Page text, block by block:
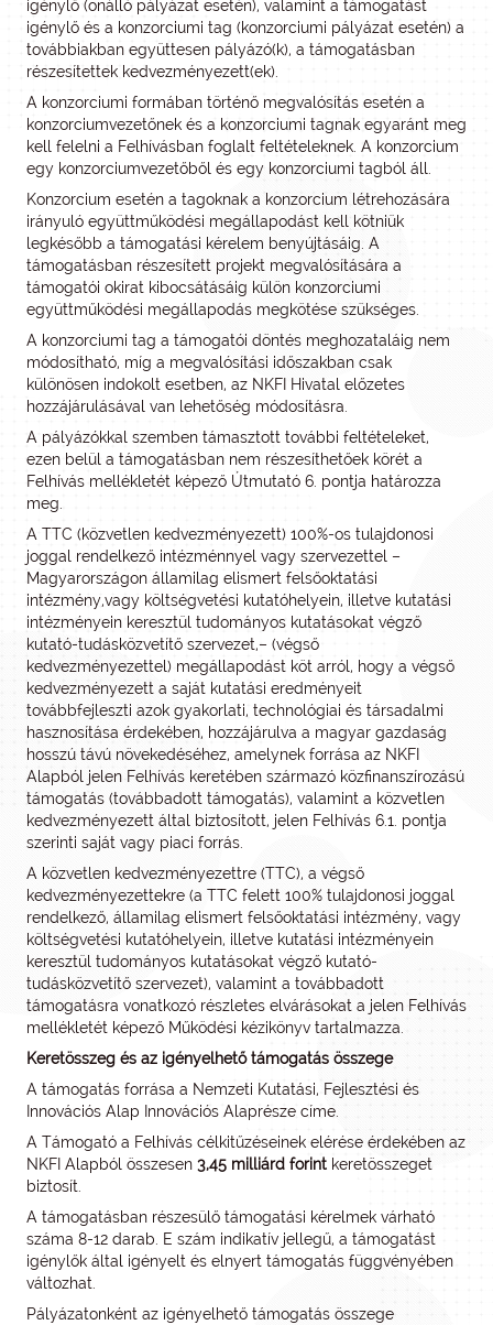
igénylő (önálló pályázat esetén), valamint a támogatást
igénylő és a konzorciumi tag (konzorciumi pályázat esetén) a
továbbiakban együttesen pályázó(k), a támogatásban
részesítettek kedvezményezett(ek).
A konzorciumi formában történő megvalósítás esetén a
konzorciumvezetőnek és a konzorciumi tagnak egyaránt meg
kell felelni a Felhívásban foglalt feltételeknek. A konzorcium
egy konzorciumvezetőből és egy konzorciumi tagból áll.
Konzorcium esetén a tagoknak a konzorcium létrehozására
irányuló együttműködési megállapodást kell kötniük
legkésőbb a támogatási kérelem benyújtásáig. A
támogatásban részesített projekt megvalósítására a
támogatói okirat kibocsátásáig külön konzorciumi
együttműködési megállapodás megkötése szükséges.
A konzorciumi tag a támogatói döntés meghozataláig nem
módosítható, míg a megvalósítási időszakban csak
különösen indokolt esetben, az NKFI Hivatal előzetes
hozzájárulásával van lehetőség módosításra.
A pályázókkal szemben támasztott további feltételeket,
ezen belül a támogatásban nem részesíthetőek körét a
Felhívás mellékletét képező Útmutató 6. pontja határozza
meg.
A TTC (közvetlen kedvezményezett) 100%-os tulajdonosi
joggal rendelkező intézménnyel vagy szervezettel –
Magyarországon államilag elismert felsőoktatási
intézmény,vagy költségvetési kutatóhelyein, illetve kutatási
intézményein keresztül tudományos kutatásokat végző
kutató-tudásközvetítő szervezet,– (végső
kedvezményezettel) megállapodást köt arról, hogy a végső
kedvezményezett a saját kutatási eredményeit
továbbfejleszti azok gyakorlati, technológiai és társadalmi
hasznosítása érdekében, hozzájárulva a magyar gazdaság
hosszú távú növekedéséhez, amelynek forrása az NKFI
Alapból jelen Felhívás keretében származó közfinanszírozású
támogatás (továbbadott támogatás), valamint a közvetlen
kedvezményezett által biztosított, jelen Felhívás 6.1. pontja
szerinti saját vagy piaci forrás.
A közvetlen kedvezményezettre (TTC), a végső
kedvezményezettekre (a TTC felett 100% tulajdonosi joggal
rendelkező, államilag elismert felsőoktatási intézmény, vagy
költségvetési kutatóhelyein, illetve kutatási intézményein
keresztül tudományos kutatásokat végző kutató-
tudásközvetítő szervezet), valamint a továbbadott
támogatásra vonatkozó részletes elvárásokat a jelen Felhívás
mellékletét képező Működési kézikönyv tartalmazza.
Keretösszeg és az igényelhető támogatás összege
A támogatás forrása a Nemzeti Kutatási, Fejlesztési és
Innovációs Alap Innovációs Alaprésze címe.
A Támogató a Felhívás célkitűzéseinek elérése érdekében az
NKFI Alapból összesen 3,45 milliárd forint keretösszeget
biztosít.
A támogatásban részesülő támogatási kérelmek várható
száma 8-12 darab. E szám indikatív jellegű, a támogatást
igénylők által igényelt és elnyert támogatás függvényében
változhat.
Pályázatonként az igényelhető támogatás összege